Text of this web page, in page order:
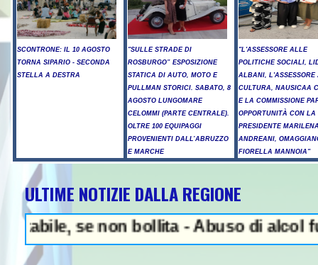
SCONTRONE: IL 10 AGOSTO
TORNA SIPARIO - SECONDA
STELLA A DESTRA
"SULLE STRADE DI
ROSBURGO” ESPOSIZIONE
STATICA DI AUTO, MOTO E
PULLMAN STORICI. SABATO, 8
AGOSTO LUNGOMARE
CELOMMI (PARTE CENTRALE).
OLTRE 100 EQUIPAGGI
PROVENIENTI DALL’ABRUZZO
E MARCHE
"L'ASSESSORE ALLE
POLITICHE SOCIALI,
ALBANI, L'ASSESSORE
CULTURA, NAUSICAA
E LA COMMISSIONE
OPPORTUNITÀ CON LA
PRESIDENTE
ANDREANI,
FIORELLA MANNOIA"
ULTIME NOTIZIE DALLA REGIONE
non bollita - Abuso di alcol fuori